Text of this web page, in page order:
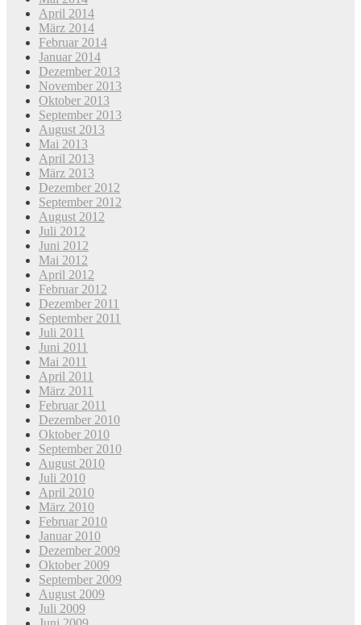
April 2014
März 2014
Februar 2014
Januar 2014
Dezember 2013
November 2013
Oktober 2013
September 2013
August 2013
Mai 2013
April 2013
März 2013
Dezember 2012
September 2012
August 2012
Juli 2012
Juni 2012
Mai 2012
April 2012
Februar 2012
Dezember 2011
September 2011
Juli 2011
Juni 2011
Mai 2011
April 2011
März 2011
Februar 2011
Dezember 2010
Oktober 2010
September 2010
August 2010
Juli 2010
April 2010
März 2010
Februar 2010
Januar 2010
Dezember 2009
Oktober 2009
September 2009
August 2009
Juli 2009